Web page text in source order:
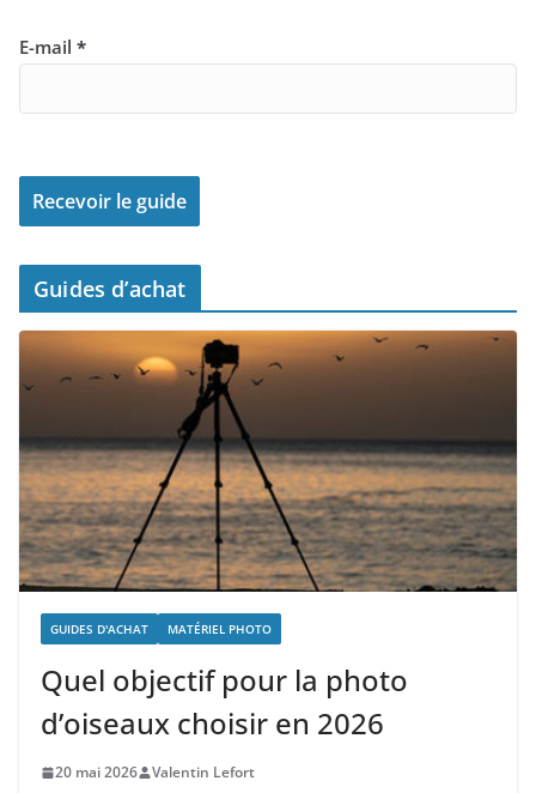
E-mail *
Guides d’achat
GUIDES D'ACHAT MATÉRIEL PHOTO
Quel objectif pour la photo
d’oiseaux choisir en 2026
20 mai 2026 Valentin Lefort